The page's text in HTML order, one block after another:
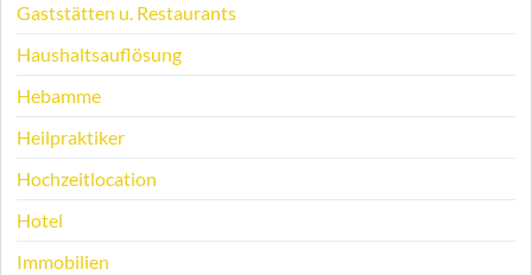
Gaststätten u. Restaurants
Haushaltsauflösung
Hebamme
Heilpraktiker
Hochzeitlocation
Hotel
Immobilien